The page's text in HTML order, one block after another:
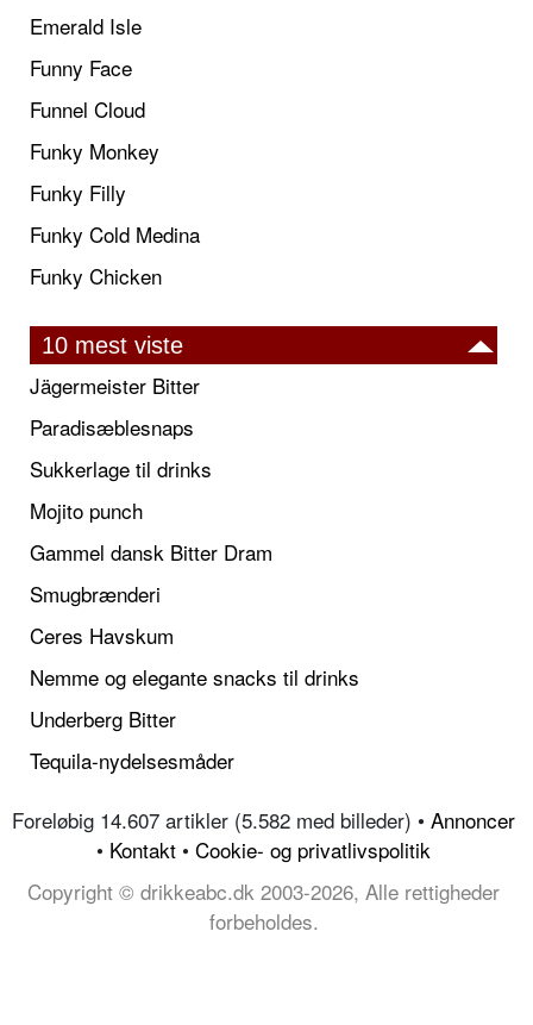
Emerald Isle
Funny Face
Funnel Cloud
Funky Monkey
Funky Filly
Funky Cold Medina
Funky Chicken
10 mest viste
Jägermeister Bitter
Paradisæblesnaps
Sukkerlage til drinks
Mojito punch
Gammel dansk Bitter Dram
Smugbrænderi
Ceres Havskum
Nemme og elegante snacks til drinks
Underberg Bitter
Tequila-nydelsesmåder
Foreløbig 14.607 artikler (5.582 med billeder) • Annoncer
• Kontakt • Cookie- og privatlivspolitik
Copyright © drikkeabc.dk 2003-2026, Alle rettigheder
forbeholdes.